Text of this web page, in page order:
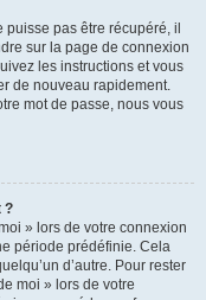
pas être récupéré, il
sur la page de connexion
les instructions et vous
de nouveau rapidement.
mot de passe, nous vous
?
» lors de votre connexion
période prédéfinie. Cela
d’autre. Pour rester
moi » lors de votre